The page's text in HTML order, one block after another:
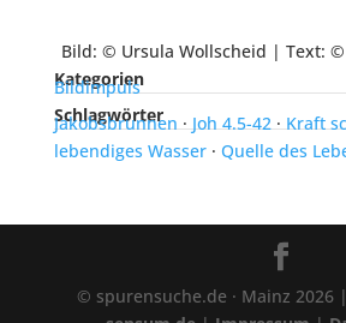
Bild: © Ursula Wollscheid | Text: ©
Kategorien
Bildimpuls
Schlagwörter
Jakobsbrunnen·Joh 4.5-42·Kraft
lebendiges Wasser· Quelle des
© spurensuche.de · Mainz